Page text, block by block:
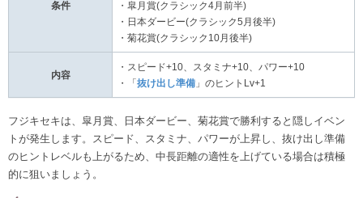
条件
・皐月賞(クラシック4月前半)
・日本ダービー(クラシック5月後半)
・菊花賞(クラシック10月後半)
内容
・スピード+10、スタミナ+10、パワー+10
・「 抜け出し準備 」のヒントLv+1
フジキセキは、皐月賞、日本ダービー、菊花賞で勝利すると隠しイベン
トが発生します。スピード、スタミナ、パワーが上昇し、抜け出し準備
のヒントレベルも上がるため、中長距離の適性を上げている場合は積極
的に狙いましょう。